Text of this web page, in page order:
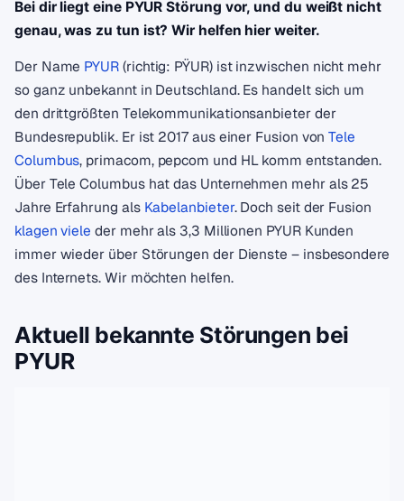
Bei dir liegt eine PYUR Störung vor, und du weißt nicht
genau, was zu tun ist? Wir helfen hier weiter.
Der Name PYUR(richtig: PŸUR) ist inzwischen nicht mehr
so ganz unbekannt in Deutschland. Es handelt sich um
den drittgrößten Telekommunikationsanbieter der
Bundesrepublik. Er ist 2017 aus einer Fusion vonTele
Columbus, primacom, pepcom und HL komm entstanden.
Über Tele Columbus hat das Unternehmen mehr als 25
Jahre Erfahrung als Kabelanbieter. Doch seit der Fusion
klagen viele der mehr als 3,3 Millionen PYUR Kunden
immer wieder über Störungen der Dienste – insbesondere
des Internets. Wir möchten helfen.
Aktuell bekannte Störungen bei
PYUR